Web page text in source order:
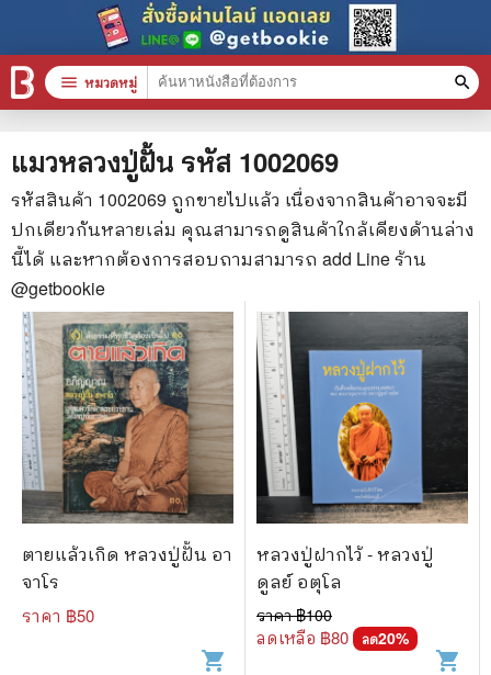
แมวหลวงปู่ฝั้น รหัส 1002069
รหัสสินค้า 1002069 ถูกขายไปแล้ว เนื่องจากสินค้าอาจจะมี
ปกเดียวกันหลายเล่ม คุณสามารถดูสินค้าใกล้เคียงด้านล่าง
นี้ได้ และหากต้องการสอบถามสามารถ add Line ร้าน
@getbookie
ตายแล้วเกิด หลวงปู่ฝั้น อา
จาโร
ราคา ฿50
shopping_cart
หลวงปู่ฝากไว้ - หลวงปู่
ดูลย์ อตุโล
ราคา ฿100
ลดเหลือ ฿80 ลด20%
shopping_cart
menu หมวดหมู่ search
หมวดหมู่สินค้า
หนังสือทั้งหมด
stars สินค้าใช้เฉพาะแต้มเท่านั้น
📚 หนังสือทั่วไป
🦄 วรรณกรรม นิยาย เรื่องสั้น
🎓 การศึกษา
😼 หนังสือการ์ตูน
🐲 หนังสือเด็ก
🌎 International Books
🎲 Board Game